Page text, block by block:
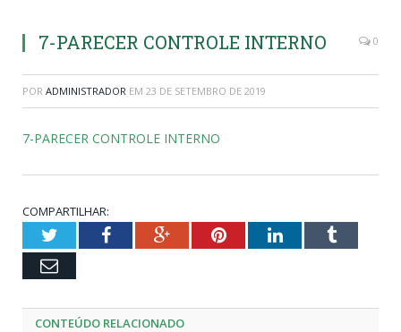
7-PARECER CONTROLE INTERNO 0
POR ADMINISTRADOR EM 23 DE SETEMBRO DE 2019
7-PARECER CONTROLE INTERNO
COMPARTILHAR:
TwitterFacebookGoogle+PinterestLinkedInTumblr
Email
CONTEÚDO RELACIONADO